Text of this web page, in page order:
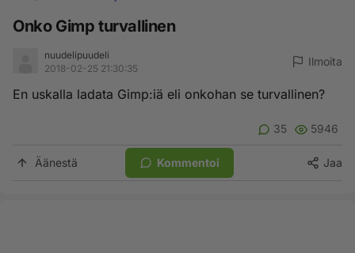
Onko Gimp turvallinen
nuudelipuudeli
2018-02-25 21:30:35
Ilmoita
En uskalla ladata Gimp:iä eli onkohan se turvallinen?
35 5946
Äänestä Kommentoi Jaa